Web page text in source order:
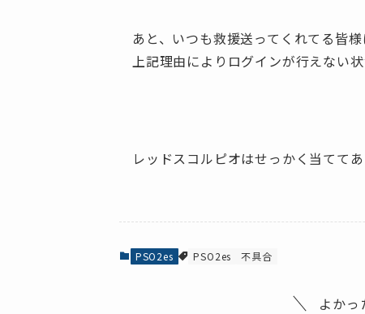
あと、いつも救援送ってくれてる皆
上記理由によりログインが行えない
レッドスコルピオはせっかく当てて
PSO2es PSO2es 不具合
よかっ